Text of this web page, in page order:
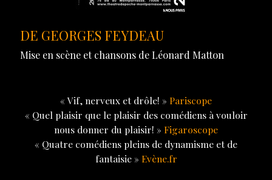
DE GEORGES FEYDEAU
Mise en scène et chansons de Léonard Matton
« Vif, nerveux et drôle! » Pariscope
« Quel plaisir que le plaisir des comédiens à vouloir
nous donner du plaisir! » Figaroscope
« Quatre comédiens pleins de dynamisme et de
fantaisie » Evène.fr